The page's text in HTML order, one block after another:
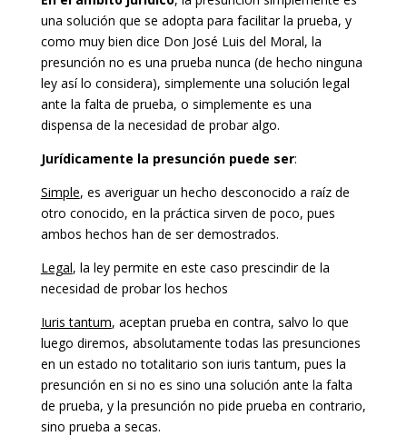
una solución que se adopta para facilitar la prueba, y
como muy bien dice Don José Luis del Moral, la
presunción no es una prueba nunca (de hecho ninguna
ley así lo considera), simplemente una solución legal
ante la falta de prueba, o simplemente es una
dispensa de la necesidad de probar algo.
Jurídicamente la presunción puede ser:
Simple, es averiguar un hecho desconocido a raíz de
otro conocido, en la práctica sirven de poco, pues
ambos hechos han de ser demostrados.
Legal, la ley permite en este caso prescindir de la
necesidad de probar los hechos
Iuris tantum, aceptan prueba en contra, salvo lo que
luego diremos, absolutamente todas las presunciones
en un estado no totalitario son iuris tantum, pues la
presunción en si no es sino una solución ante la falta
de prueba, y la presunción no pide prueba en contrario,
sino prueba a secas.